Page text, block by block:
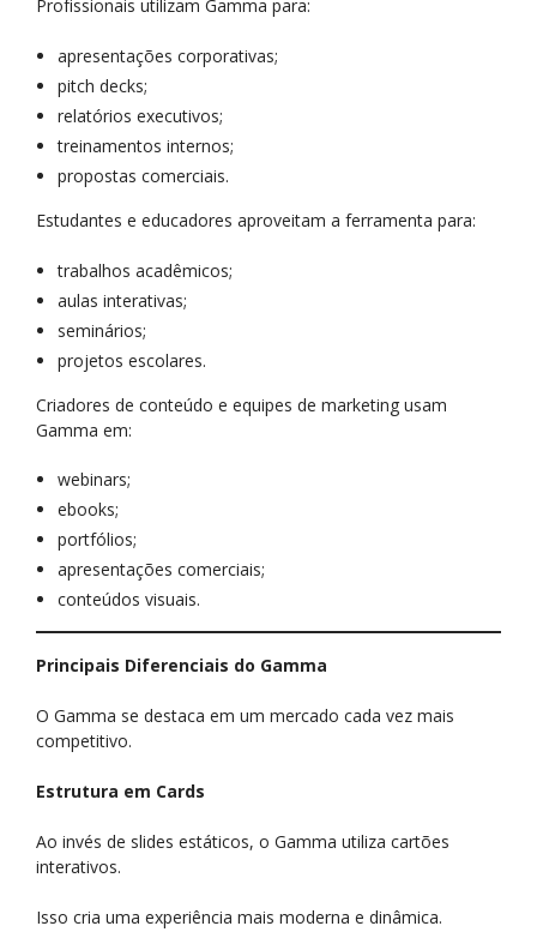
Profissionais utilizam Gamma para:
apresentações corporativas;
pitch decks;
relatórios executivos;
treinamentos internos;
propostas comerciais.
Estudantes e educadores aproveitam a ferramenta para:
trabalhos acadêmicos;
aulas interativas;
seminários;
projetos escolares.
Criadores de conteúdo e equipes de marketing usam
Gamma em:
webinars;
ebooks;
portfólios;
apresentações comerciais;
conteúdos visuais.
Principais Diferenciais do Gamma
O Gamma se destaca em um mercado cada vez mais
competitivo.
Estrutura em Cards
Ao invés de slides estáticos, o Gamma utiliza cartões
interativos.
Isso cria uma experiência mais moderna e dinâmica.